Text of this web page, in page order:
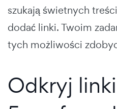
szukają świetnych
dodać linki. Twoim
tych możliwości
Odkryj